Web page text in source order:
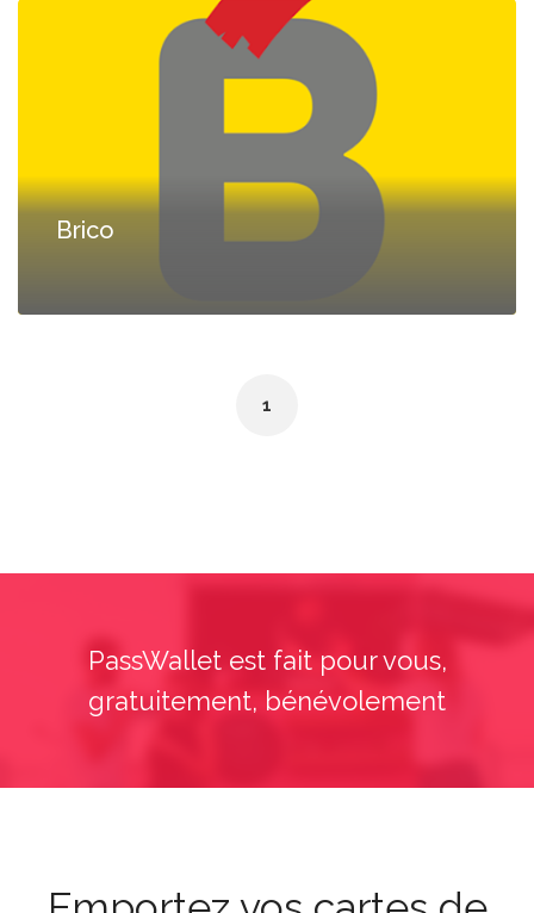
Brico
1
PassWallet est fait pour vous,
gratuitement, bénévolement